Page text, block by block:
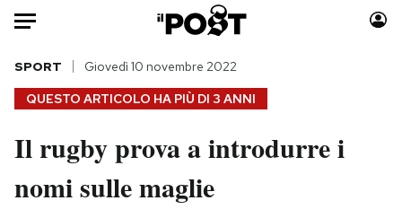
Auto
HOME
Italia
Politica
Moda
QUESTO ARTICOLO HA PIÙ DI 3 ANNI
SPORT Giovedì 10 novembre 2022
Il rugby prova a introdurre i
nomi sulle maglie